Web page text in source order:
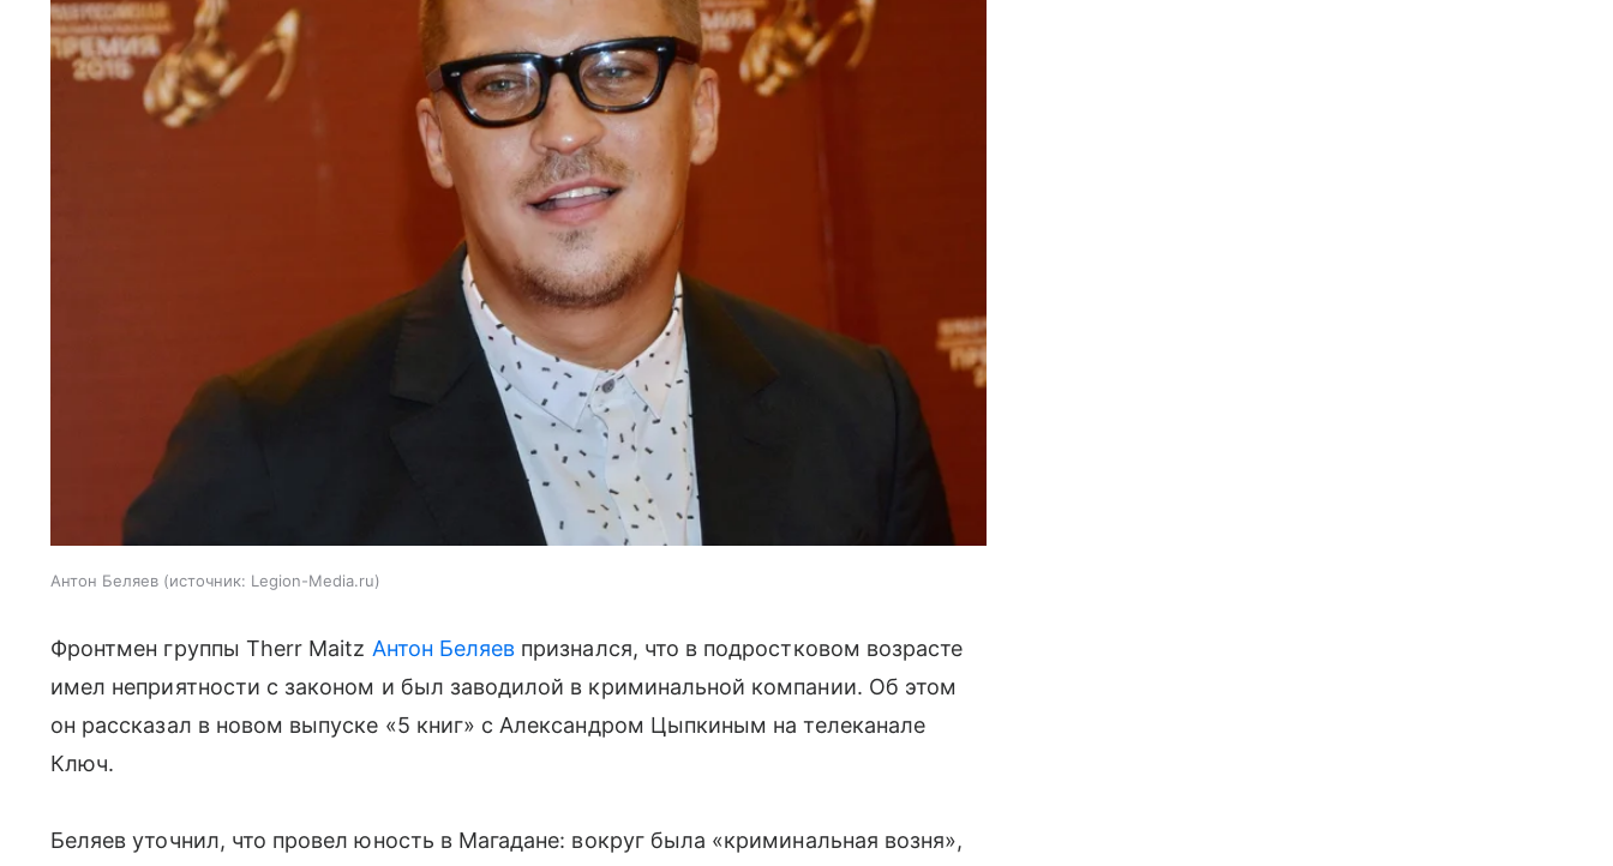
Антон Беляев источник: Legion-Media.ru
Фронтмен группы Therr Maitz Антон Беляев признался, что в подростковом возрасте
имел неприятности с законом и был заводилой в криминальной компании. Об этом
он рассказал в новом выпуске «5 книг» с Александром Цыпкиным на телеканале
Ключ.
Беляев уточнил, что провел юность в Магадане: вокруг была «криминальная возня»,